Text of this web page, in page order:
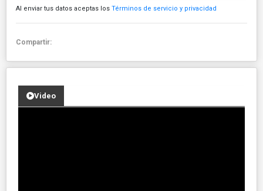
Al enviar tus datos aceptas los Términos de servicio y privacidad
Compartir:
Video